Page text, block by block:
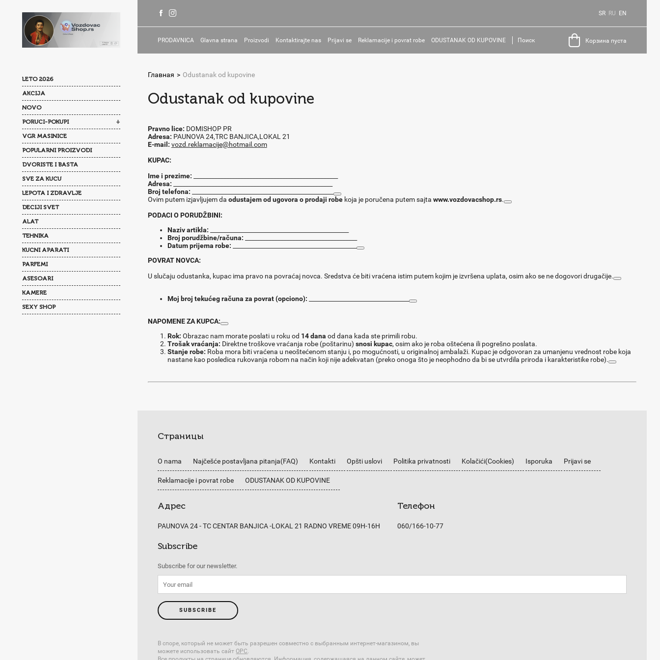
LETO 2026
AKCIJA
NOVO
PORUCI-POKUPI +
VGR MASINICE
POPULARNI PROIZVODI
DVORISTE I BASTA
SVE ZA KUCU
LEPOTA I ZDRAVLJE
DECIJI SVET
ALAT
TEHNIKA
KUCNI APARATI
PARFEMI
ASESOARI
KAMERE
SEXY SHOP
SR RU EN
PRODAVNICA Glavna strana Proizvodi Kontaktirajte nas Prijavi se Reklamacije i povrat robe ODUSTANAK OD KUPOVINE Поиск Корзина пуста
Главная > Odustanak od kupovine
Odustanak od kupovine
Pravno lice: DOMISHOP PR
Adresa: PAUNOVA 24,TRC BANJICA,LOKAL 21
E-mail: vozd.reklamacije@hotmail.com
KUPAC:
Ime i prezime:
Adresa:
Broj telefona:
Ovim putem izjavljujem da odustajem od ugovora o prodaji robekoja je poručena putem sajta www.vozdovacshop.rs.
PODACI O PORUDŽBINI:
Naziv artikla:
Broj porudžbine/računa:
Datum prijema robe:
POVRAT NOVCA:
U slučaju odustanka, kupac ima pravo na povraćaj novca. Sredstva će biti vraćena istim putem kojim je izvršena uplata, osim ako se ne dogovori drugačije.
Moj broj tekućeg računa za povrat (opciono):
NAPOMENE ZA KUPCA:
Rok: Obrazac nam morate poslati u roku od 14 dana od dana kada ste primili robu.
Trošak vraćanja: Direktne troškove vraćanja robe (poštarinu) snosi kupac, osim ako je roba oštećena ili pogrešno poslata.
Stanje robe: Roba mora biti vraćena u neoštećenom stanju i, po mogućnosti, u originalnoj ambalaži. Kupac je odgovoran za umanjenu vrednost robe koja
nastane kao posledica rukovanja robom na način koji nije adekvatan (preko onoga što je neophodno da bi se utvrdila priroda i karakteristike robe).
Страницы
O nama Najčešće postavljana pitanja(FAQ) Kontakti Opšti uslovi Politika privatnosti Kolačići(Cookies) Isporuka Prijavi se
Reklamacije i povrat robe ODUSTANAK OD KUPOVINE
Адрес
PAUNOVA 24 - TC CENTAR BANJICA -LOKAL 21 RADNO VREME 09H-16H
Телефон
060/166-10-77
Subscribe
Subscribe for our newsletter.
SUBSCRIBE
В споре, который не может быть разрешен совместно с выбранным интернет-магазином, вы
можете использовать сайтОРС.